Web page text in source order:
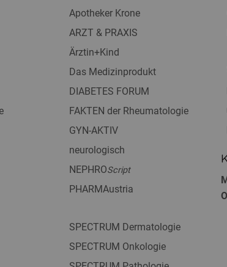
Apotheker Krone
ARZT & PRAXIS
Ärztin+Kind
Das Medizinprodukt
DIABETES FORUM
FAKTEN der Rheumatologie
GYN-AKTIV
neurologisch
NEPHROScript
PHARMAustria
SPECTRUM Dermatologie
SPECTRUM Onkologie